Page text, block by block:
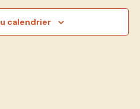
calendrier